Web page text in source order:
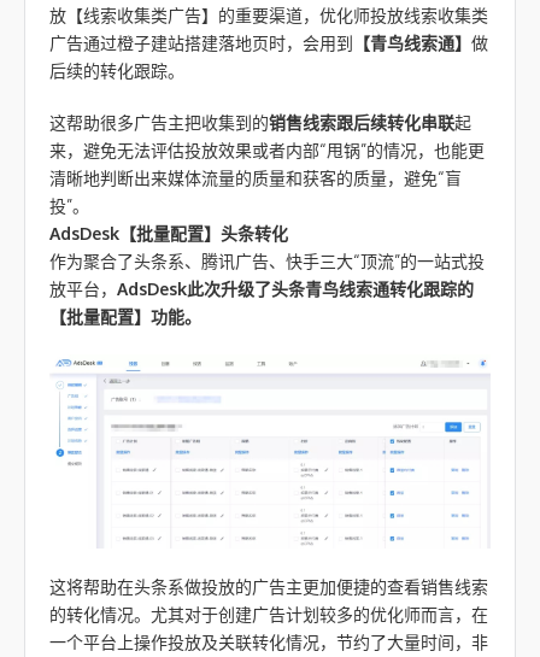
放【线索收集类广告】的重要渠道，优化师投放线索收集类
广告通过橙子建站搭建落地页时，会用到 【青鸟线索通】 做
后续的转化跟踪。
这帮助很多广告主把收集到的销售线索跟后续转化串联起
来，避免无法评估投放效果或者内部“甩锅”的情况，也能更
清晰地判断出来媒体流量的质量和获客的质量，避免“盲
投”。
AdsDesk【批量配置】头条转化
作为聚合了头条系、腾讯广告、快手三大“顶流”的一站式投
放平台， AdsDesk此次升级了头条青鸟线索通转化跟踪的
【批量配置】功能。
这将帮助在头条系做投放的广告主更加便捷的查看销售线索
的转化情况。尤其对于创建广告计划较多的优化师而言，在
一个平台上操作投放及关联转化情况，节约了大量时间，非